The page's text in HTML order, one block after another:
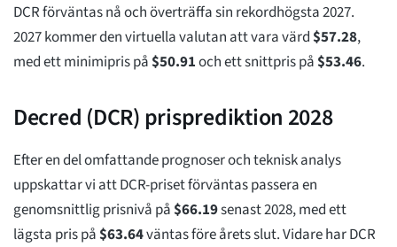
DCR förväntas nå och överträffa sin rekordhögsta 2027.
2027 kommer den virtuella valutan att vara värd$57.28,
med ett minimipris på$50.91och ett snittpris på$53.46.
Decred (DCR) prisprediktion 2028
Efter en del omfattande prognoser och teknisk analys
uppskattar vi att DCR-priset förväntas passera en
genomsnittlig prisnivå på$66.19senast 2028, med ett
lägsta pris på$63.64väntas före årets slut. Vidare har DCR